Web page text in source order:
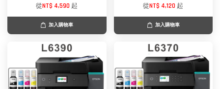
從NT$ 4,590 起
加入購物車
從NT$ 4,120 起
加入購物車